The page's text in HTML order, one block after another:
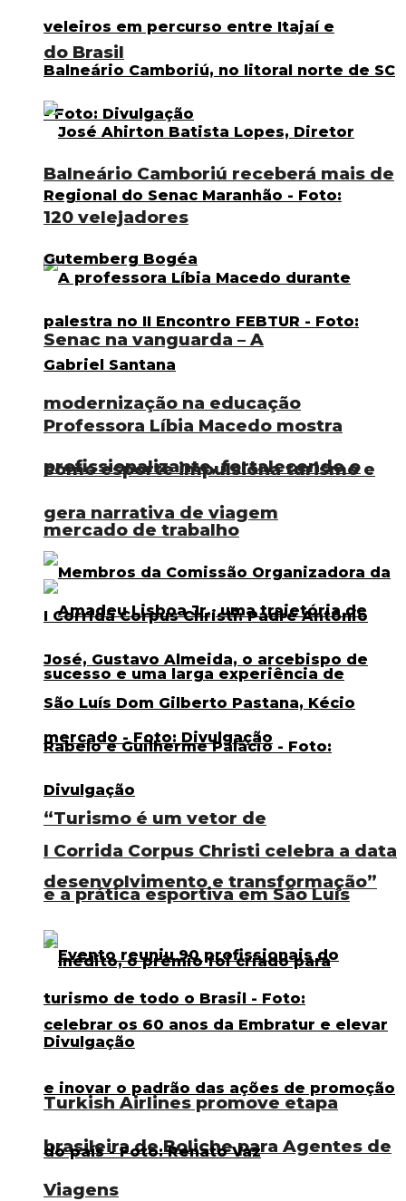
Balneário Camboriú receberá mais de
120 velejadores
Professora Líbia Macedo mostra
como esporte impulsiona turismo e
gera narrativa de viagem
I Corrida Corpus Christi celebra a data
e a prática esportiva em São Luís
Turkish Airlines promove etapa
brasileira de Boliche para Agentes de
Viagens
do Brasil
Senac na vanguarda – A
modernização na educação
profissionalizante, fortalecendo o
mercado de trabalho
“Turismo é um vetor de
desenvolvimento e transformação”